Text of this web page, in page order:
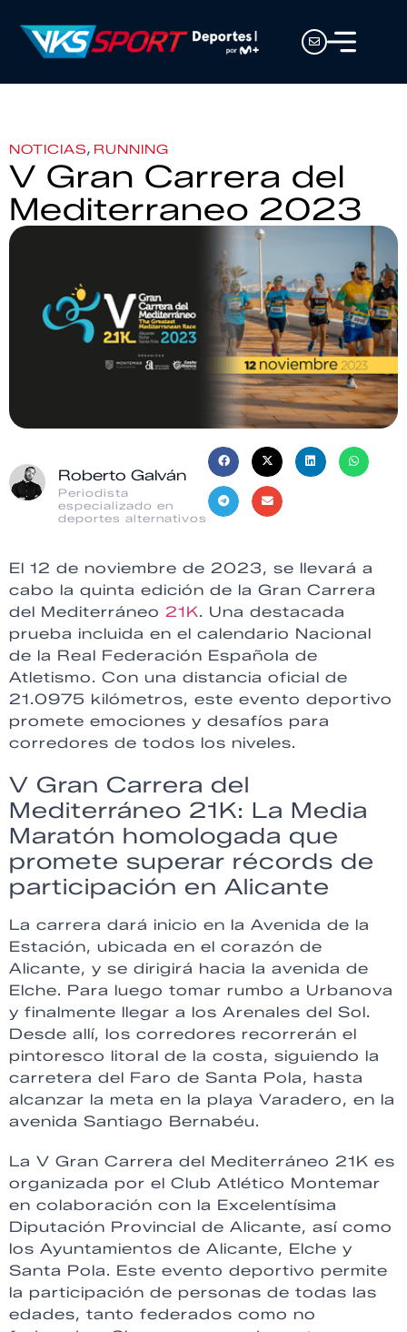
NOTICIAS, RUNNING
V Gran Carrera del
Mediterraneo 2023
Roberto Galván
Periodista
especializado en
deportes alternativos
El 12 de noviembre de 2023, se llevará a
cabo la quinta edición de la Gran Carrera
del Mediterráneo 21K. Una destacada
prueba incluida en el calendario Nacional
de la Real Federación Española de
Atletismo. Con una distancia oficial de
21.0975 kilómetros, este evento deportivo
promete emociones y desafíos para
corredores de todos los niveles.
V Gran Carrera del
Mediterráneo 21K: La Media
Maratón homologada que
promete superar récords de
participación en Alicante
La carrera dará inicio en la Avenida de la
Estación, ubicada en el corazón de
Alicante, y se dirigirá hacia la avenida de
Elche. Para luego tomar rumbo a Urbanova
y finalmente llegar a los Arenales del Sol.
Desde allí, los corredores recorrerán el
pintoresco litoral de la costa, siguiendo la
carretera del Faro de Santa Pola, hasta
alcanzar la meta en la playa Varadero, en la
avenida Santiago Bernabéu.
La V Gran Carrera del Mediterráneo 21K es
organizada por el Club Atlético Montemar
en colaboración con la Excelentísima
Diputación Provincial de Alicante, así como
los Ayuntamientos de Alicante, Elche y
Santa Pola. Este evento deportivo permite
la participación de personas de todas las
edades, tanto federados como no